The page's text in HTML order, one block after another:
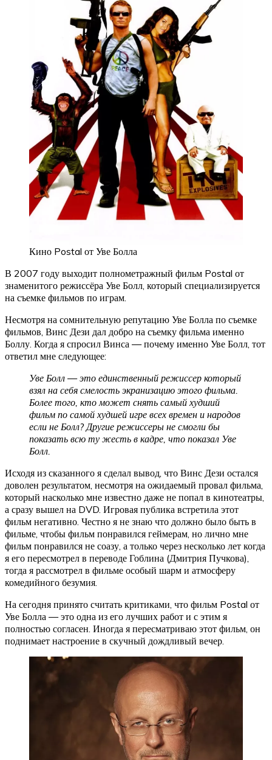
Кино Postal от Уве Болла
В 2007 году выходит полнометражный фильм Postal от
знаменитого режиссёра Уве Болл, который специализируется
на съемке фильмов по играм.
Несмотря на сомнительную репутацию Уве Болла по съемке
фильмов, Винс Дези дал добро на съемку фильма именно
Боллу. Когда я спросил Винса — почему именно Уве Болл, тот
ответил мне следующее:
Уве Болл — это единственный режиссер который
взял на себя смелость экранизацию этого фильма.
Более того, кто может снять самый худший
фильм по самой худшей игре всех времен и народов
если не Болл? Другие режиссеры не смогли бы
показать всю ту жесть в кадре, что показал Уве
Болл.
Исходя из сказанного я сделал вывод, что Винс Дези остался
доволен результатом, несмотря на ожидаемый провал фильма,
который насколько мне известно даже не попал в кинотеатры,
а сразу вышел на DVD. Игровая публика встретила этот
фильм негативно. Честно я не знаю что должно было быть в
фильме, чтобы фильм понравился геймерам, но лично мне
фильм понравился не соазу, а только через несколько лет когда
я его пересмотрел в переводе Гоблина (Дмитрия Пучкова),
тогда я рассмотрел в фильме особый шарм и атмосферу
комедийного безумия.
На сегодня принято считать критиками, что фильм Postal от
Уве Болла — это одна из его лучших работ и с этим я
полностью согласен. Иногда я пересматриваю этот фильм, он
поднимает настроение в скучный дождливый вечер.